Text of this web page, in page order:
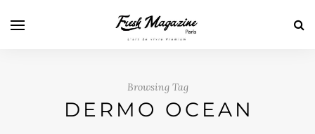
Browsing Tag
DERMO OCEAN